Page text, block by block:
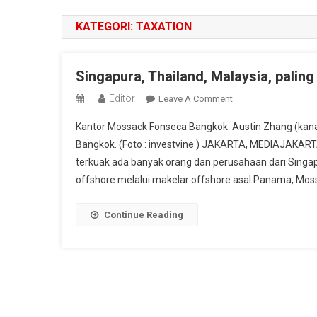
KATEGORI: TAXATION
Singapura, Thailand, Malaysia,
Editor Leave A CommentOn
Thailand,
Malaysia,
Paling
Banyak
Kantor Mossack Fonseca Bangkok. Austin Zhang
Bangkok. (Foto : investvine ) JAKARTA,
terkuak ada banyak orang dan perusahaan dari
offshore melalui makelar offshore asal Panama,
Continue Reading